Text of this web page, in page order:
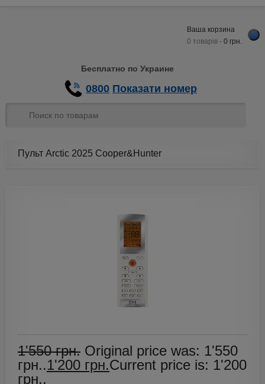
Ваша корзина
0 товарів -0 грн.
Бесплатно по Украине
0800 Показати номер
Пульт Arctic 2025 Cooper&Hunter
1'550грн. Original price was: 1'550
грн..1'200грн.Current price is: 1'200
грн..